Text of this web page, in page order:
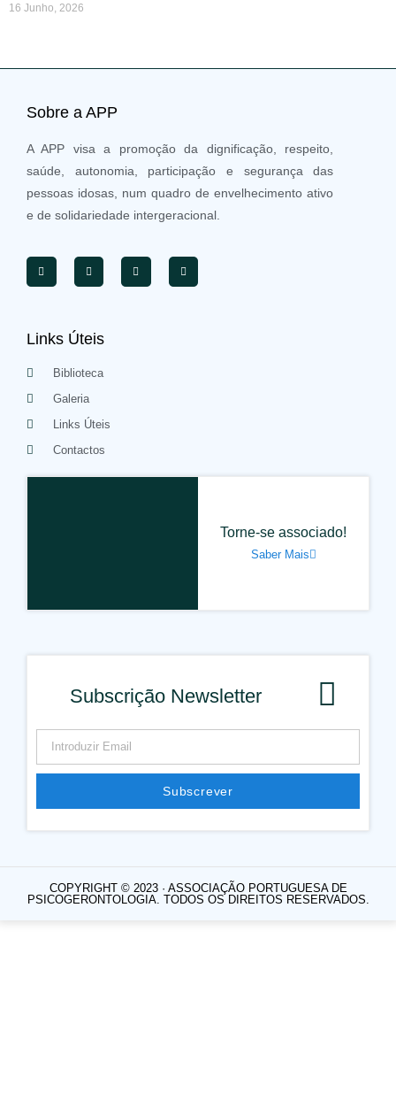
16 Junho, 2026
Sobre a APP
A APP visa a promoção da dignificação, respeito,
saúde, autonomia, participação e segurança das
pessoas idosas, num quadro de envelhecimento ativo
e de solidariedade intergeracional.
Links Úteis
Biblioteca
Galeria
Links Úteis
Contactos
Torne-se associado!
Saber Mais
Subscrição Newsletter
Subscrever
COPYRIGHT © 2023 · ASSOCIAÇÃO PORTUGUESA DE
PSICOGERONTOLOGIA. TODOS OS DIREITOS RESERVADOS.